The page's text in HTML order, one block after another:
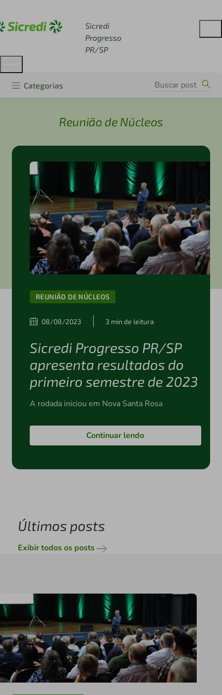
Sicredi
Progresso
PR/SP
Categorias
Reunião de Núcleos
REUNIÃO DE NÚCLEOS
08/08/2023 3 min de leitura
Sicredi Progresso PR/SP
apresenta resultados do
primeiro semestre de 2023
A rodada iniciou em Nova Santa Rosa
Continuar lendo
Últimos posts
Exibir todos os posts